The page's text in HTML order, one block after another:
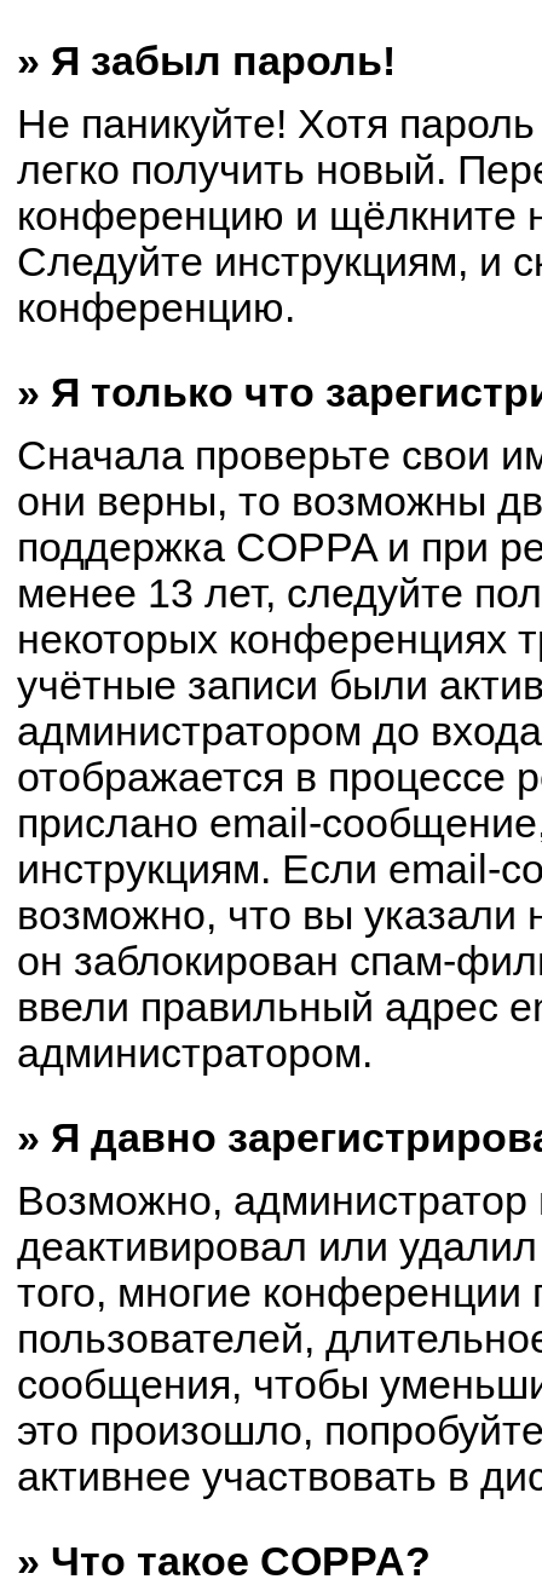
» Я забыл пароль!
Не паникуйте! Хотя
легко получить новый.
конференцию и щёлкните
Следуйте инструкциям, и
конференцию.
» Я только что
Сначала проверьте свои
они верны, то возможны
поддержка COPPA и при
менее 13 лет, следуйте
некоторых конференциях
учётные записи были
администратором до
отображается в процессе
прислано email-
инструкциям. Если email-
возможно, что вы
он заблокирован спам-
ввели правильный адрес
администратором.
» Я давно
Возможно, администратор
деактивировал или
того, многие конференции
пользователей,
сообщения, чтобы
это произошло,
активнее участвовать в
» Что такое COPPA?